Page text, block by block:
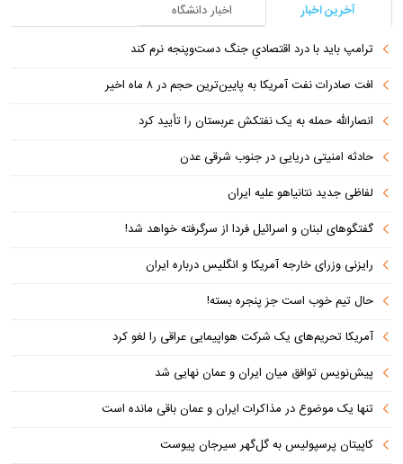
آخرین اخبار
اخبار دانشگاه
ترامپ باید با درد اقتصادیِ جنگ دست‌و‌پنجه نرم کند
افت صادرات نفت آمریکا به پایین‌ترین حجم در ۸ ماه اخیر
انصارالله حمله به یک نفتکش عربستان را تأیید کرد
حادثه امنیتی دریایی در جنوب شرقی عدن
لفاظی جدید نتانیاهو علیه ایران
گفتگوهای لبنان و اسرائیل فردا از سرگرفته خواهد شد!
رایزنی وزرای خارجه آمریکا و انگلیس درباره ایران
حال تیم خوب است جز پنجره بسته!
آمریکا تحریم‌های یک شرکت هواپیمایی عراقی را لغو کرد
پیش‌نویس توافق میان ایران و عمان نهایی شد
تنها یک موضوع در مذاکرات ایران و عمان باقی مانده است
کاپیتان پرسپولیس به گل‌گهر سیرجان پیوست